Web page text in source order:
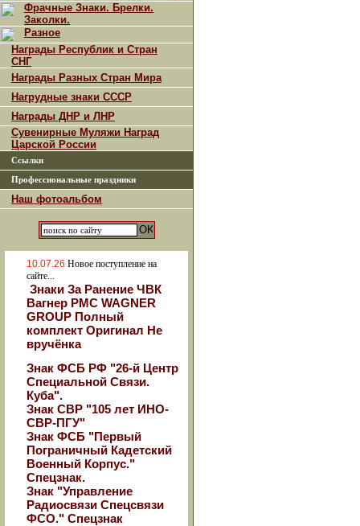
Фрачные Знаки. Брелки.
Заколки.
Разное
Награды Республик и Стран
СНГ
Награды Разных Стран Мира
Нагрудные знаки СССР
Награды ДНР и ЛНР
Сувенирные Муляжи Наград
Царской России
Ссылки
Профессиональные праздники
Наш фотоальбом
10.07.26 Новое поступление на
сайте...
Знаки За Ранение ЧВК
Вагнер РМС WAGNER
GROUP Полный
комплект Оригинал Не
вручёнка
Знак ФСБ РФ "26-й Центр
Специальной Связи.
Куба".
Знак СВР "105 лет ИНО-
СВР-ПГУ"
Знак ФСБ "Первый
Пограничный Кадетский
Военный Корпус."
Спецзнак.
Знак "Управление
Радиосвязи Спецсвязи
ФСО." Спецзнак